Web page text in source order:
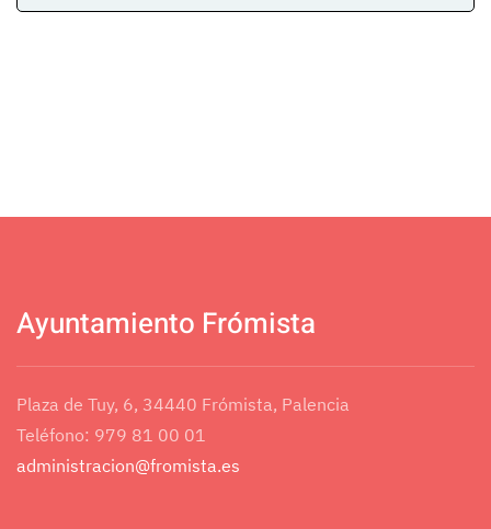
Ayuntamiento Frómista
Plaza de Tuy, 6, 34440 Frómista, Palencia
Teléfono: 979 81 00 01
administracion@fromista.es